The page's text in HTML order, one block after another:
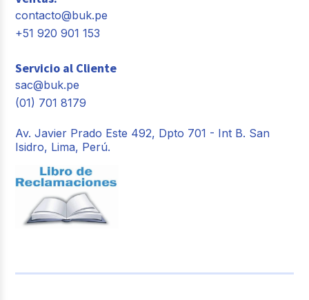
contacto@buk.pe
+51 920 901 153
Servicio al Cliente
sac@buk.pe
(01) 701 8179
Av. Javier Prado Este 492, Dpto 701 - Int B. San
Isidro, Lima, Perú.